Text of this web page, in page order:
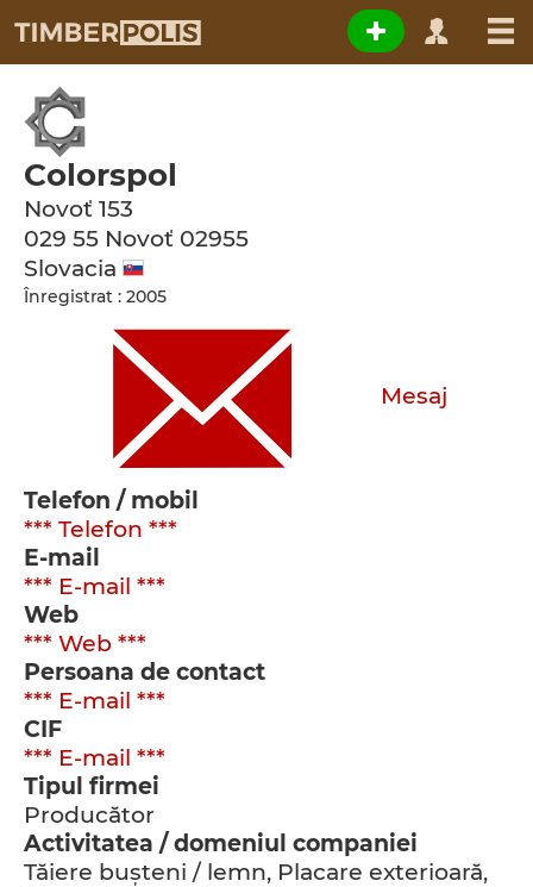
Colorspol
Novoť 153
029 55 Novoť 02955
Slovacia
Înregistrat : 2005
Mesaj
Telefon / mobil
*** Telefon ***
E-mail
*** E-mail ***
Web
*** Web ***
Persoana de contact
*** E-mail ***
CIF
*** E-mail ***
Tipul firmei
Producător
Activitatea / domeniul companiei
Tăiere buşteni / lemn, Placare exterioară,